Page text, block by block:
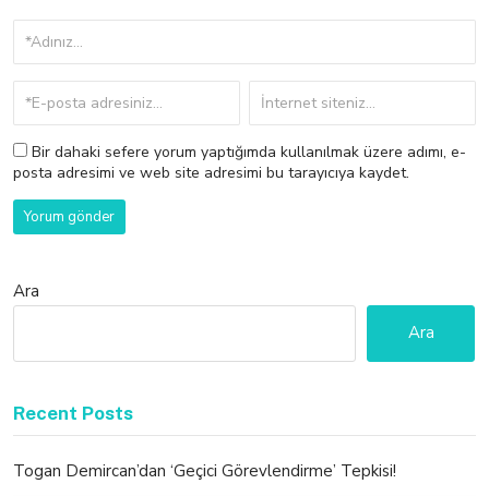
Bir dahaki sefere yorum yaptığımda kullanılmak üzere adımı, e-
posta adresimi ve web site adresimi bu tarayıcıya kaydet.
Ara
Ara
Recent Posts
Togan Demircan’dan ‘Geçici Görevlendirme’ Tepkisi!